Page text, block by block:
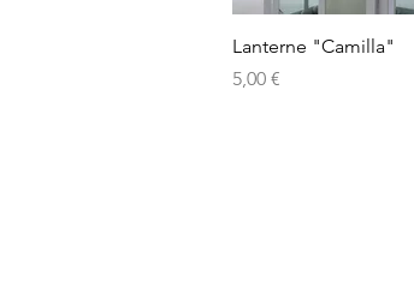
Aperçu rapide
Lanterne "Camilla"
Prix
5,00 €